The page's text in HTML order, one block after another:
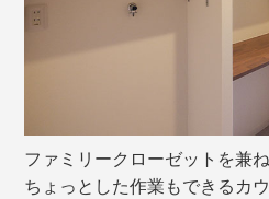
ファミリークローゼットを兼
ちょっとした作業もできるカ